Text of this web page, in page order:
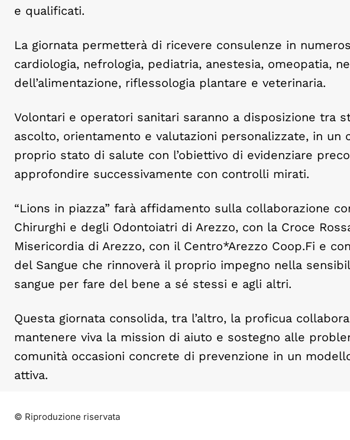
e qualificati.
La giornata permetterà di ricevere consulenze in
cardiologia, nefrologia, pediatria, anestesia, omeopatia,
dell’alimentazione, riflessologia plantare e veterinaria.
Volontari e operatori sanitari saranno a disposizione tra
ascolto, orientamento e valutazioni personalizzate, in
proprio stato di salute con l’obiettivo di evidenziare
approfondire successivamente con controlli mirati.
“Lions in piazza” farà affidamento sulla collaborazione
Chirurghi e degli Odontoiatri di Arezzo, con la Croce
Misericordia di Arezzo, con il Centro*Arezzo Coop.Fi e
del Sangue che rinnoverà il proprio impegno nella
sangue per fare del bene a sé stessi e agli altri.
Questa giornata consolida, tra l’altro, la proficua
mantenere viva la mission di aiuto e sostegno alle
comunità occasioni concrete di prevenzione in un
attiva.
© Riproduzione riservata